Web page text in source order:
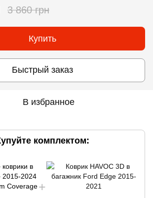
3 860 грн
Купить
Быстрый заказ
В избранное
комплектом: